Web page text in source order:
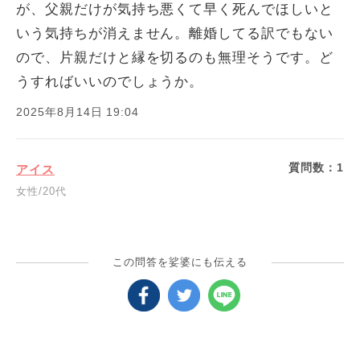
が、父親だけが気持ち悪くて早く死んでほしいと
いう気持ちが消えません。離婚してる訳でもない
ので、片親だけと縁を切るのも無理そうです。ど
うすればいいのでしょうか。
2025年8月14日 19:04
アイス
女性/20代
質問数： 1
この問答を娑婆にも伝える